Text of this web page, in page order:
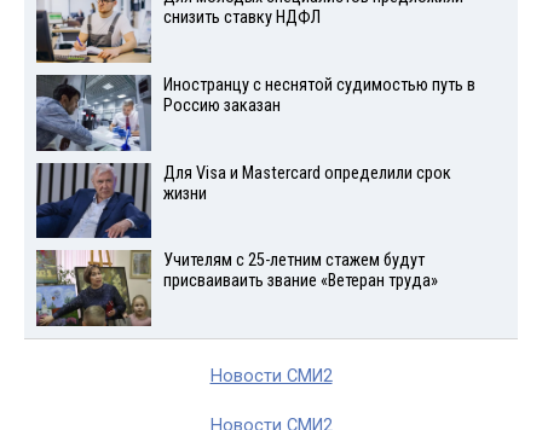
снизить ставку НДФЛ
Иностранцу с неснятой судимостью путь в
Россию заказан
Для Visа и Mastercard определили срок
жизни
Учителям с 25-летним стажем будут
присваиваить звание «Ветеран труда»
Новости СМИ2